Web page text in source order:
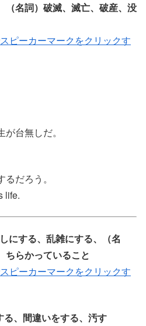
（名詞）破滅、滅亡、破産、没
ピーカーマークをクリックす
台無しだ。
だろう。
life.
にする、乱雑にする、（名
ちらかっていること
ピーカーマークをクリックす
、間違いをする、汚す